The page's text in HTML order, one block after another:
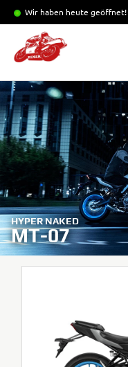
Wir haben heute geöffnet!
HYPER NAKED
MT-07